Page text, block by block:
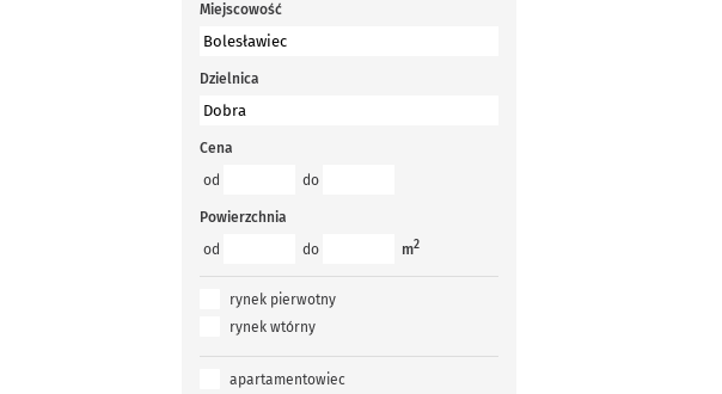
Miejscowość
Dzielnica
Cena
od
do
Powierzchnia
od
do m2
rynek pierwotny
rynek wtórny
apartamentowiec